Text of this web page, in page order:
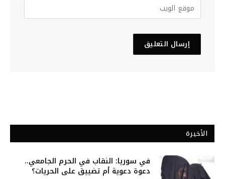
الأخيرة
في سوريا: النقاب في الحرم الجامعي..
دعوة دعوية أم تضييق على الحريات؟